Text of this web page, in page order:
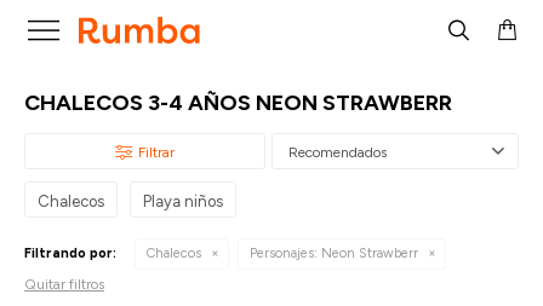

CHALECOS 3-4 AÑOS NEON STRAWBERR
Recomendados
Chalecos Playa niños
Filtrando por: Chalecos Personajes: Neon Strawberr
Quitar filtros